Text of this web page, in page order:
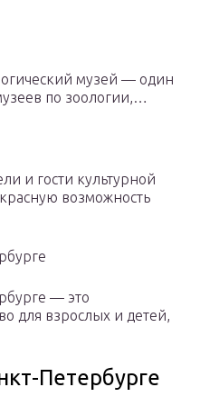
музей — один
по зоологии,…
и гости культурной
возможность
— это
для взрослых и детей,
Петербурге